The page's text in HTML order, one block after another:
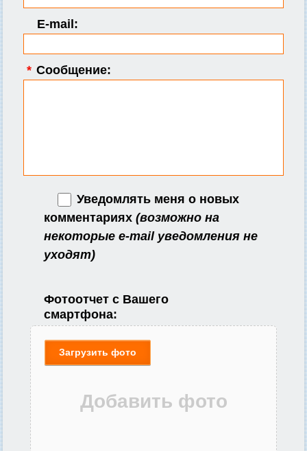
E-mail:
* Сообщение:
Уведомлять меня о новых
комментариях (возможно на
некоторые e-mail уведомления не
уходят)
Фотоотчет с Вашего
смартфона:
Загрузить фото